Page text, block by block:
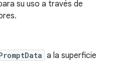
su uso a través de
a la superficie